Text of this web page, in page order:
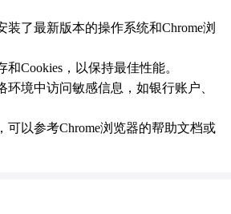
装了最新版本的操作系统和Chrome浏
Cookies，以保持最佳性能。
环境中访问敏感信息，如银行账户、
可以参考Chrome浏览器的帮助文档或